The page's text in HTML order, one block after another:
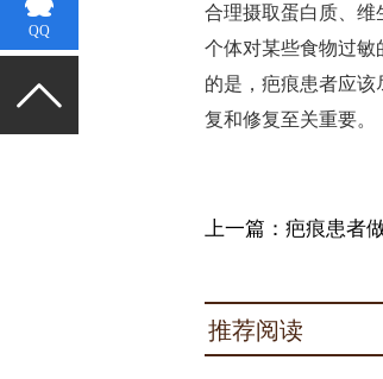
合理摄取蛋白质、维
个体对某些食物过敏
的是，疤痕患者应
复和修复至关重要。
上一篇： 疤痕患者
推荐阅读
QQ